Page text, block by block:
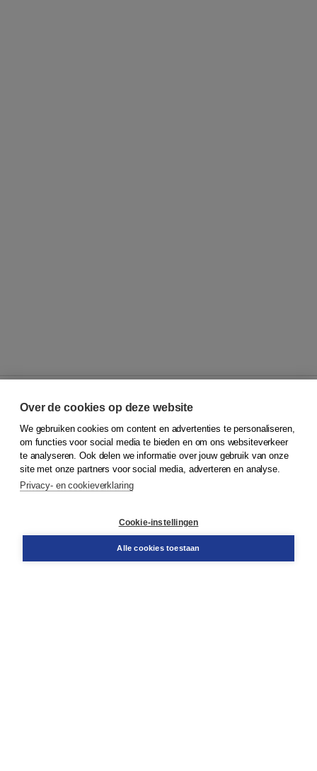
© 2026Koninklijke Boom uitgevers
Klantenservice
Service & informatie
Contact
Over de cookies op deze website
We gebruiken cookies om content en advertenties te personaliseren,
om functies voor social media te bieden en om ons websiteverkeer
te analyseren. Ook delen we informatie over jouw gebruik van onze
site met onze partners voor social media, adverteren en analyse.
Privacy- en cookieverklaring
Cookie-instellingen
Alle cookies toestaan